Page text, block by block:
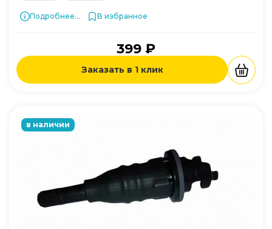
Подробнее... В избранное
399 ₽
Заказать в 1 клик
в наличии